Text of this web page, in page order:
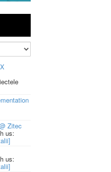
Zitec
us:
us: